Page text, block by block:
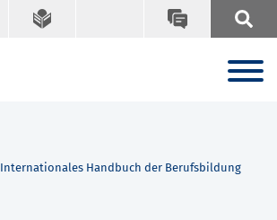
Internationales Handbuch der Berufsbildung